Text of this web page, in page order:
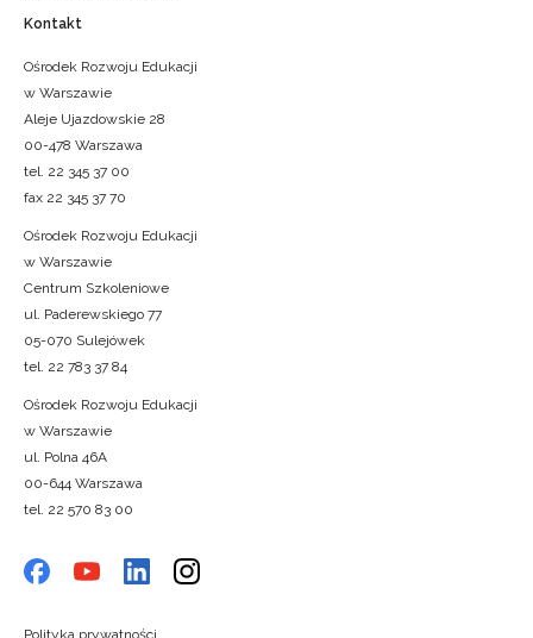
Kontakt
Ośrodek Rozwoju Edukacji
w Warszawie
Aleje Ujazdowskie 28
00-478 Warszawa
tel. 22 345 37 00
fax 22 345 37 70
Ośrodek Rozwoju Edukacji
w Warszawie
Centrum Szkoleniowe
ul. Paderewskiego 77
05-070 Sulejówek
tel. 22 783 37 84
Ośrodek Rozwoju Edukacji
w Warszawie
ul. Polna 46A
00-644 Warszawa
tel. 22 570 83 00
Polityka prywatności